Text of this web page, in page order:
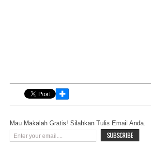
✚
Mau Makalah Gratis! Silahkan Tulis Email Anda.